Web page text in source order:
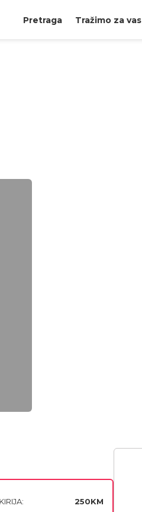
Pretraga Tražimo za vas
KIRIJA: 250KM